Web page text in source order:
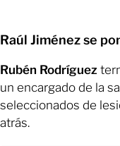
Raúl Jiménez se
Rubén Rodríguez
un encargado de la
seleccionados de
atrás.